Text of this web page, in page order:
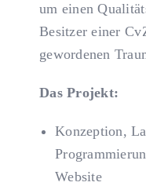
um einen
Besitzer einer
gewordenen
Das Projekt:
Konzeption,
Website